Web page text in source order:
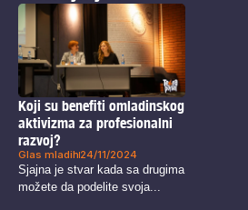
Koji su benefiti omladinskog
aktivizma za profesionalni
razvoj?
Glas mladih 24/11/2024
Sjajna je stvar kada sa drugima
možete da podelite svoja...